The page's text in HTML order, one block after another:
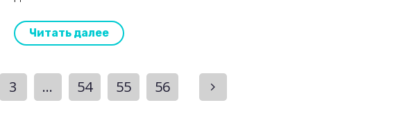
Читать далее
3 … 54 55 56